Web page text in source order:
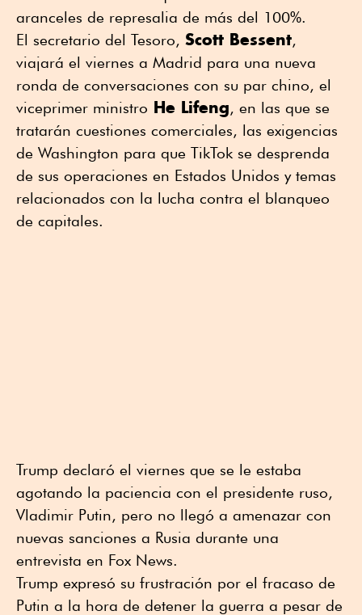
aranceles de represalia de más del 100%.
El secretario del Tesoro, Scott Bessent,
viajará el viernes a Madrid para una nueva
ronda de conversaciones con su par chino, el
viceprimer ministro He Lifeng, en las que se
tratarán cuestiones comerciales, las exigencias
de Washington para que TikTok se desprenda
de sus operaciones en Estados Unidos y temas
relacionados con la lucha contra el blanqueo
de capitales.
Trump declaró el viernes que se le estaba
agotando la paciencia con el presidente ruso,
Vladimir Putin, pero no llegó a amenazar con
nuevas sanciones a Rusia durante una
entrevista en Fox News.
Trump expresó su frustración por el fracaso de
Putin a la hora de detener la guerra a pesar de